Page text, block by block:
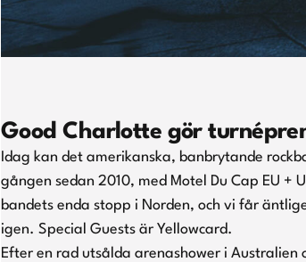
Good Charlotte gör
Idag kan det amerikanska, banbrytande
gången sedan 2010, med Motel Du Cap EU +
bandets enda stopp i Norden, och vi får
igen. Special Guests är Yellowcard.
Efter en rad utsålda arenashower i